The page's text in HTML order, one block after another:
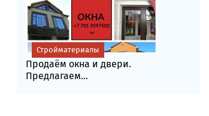
Продаём окна и двери.
Предлагаем...
Стройматериалы